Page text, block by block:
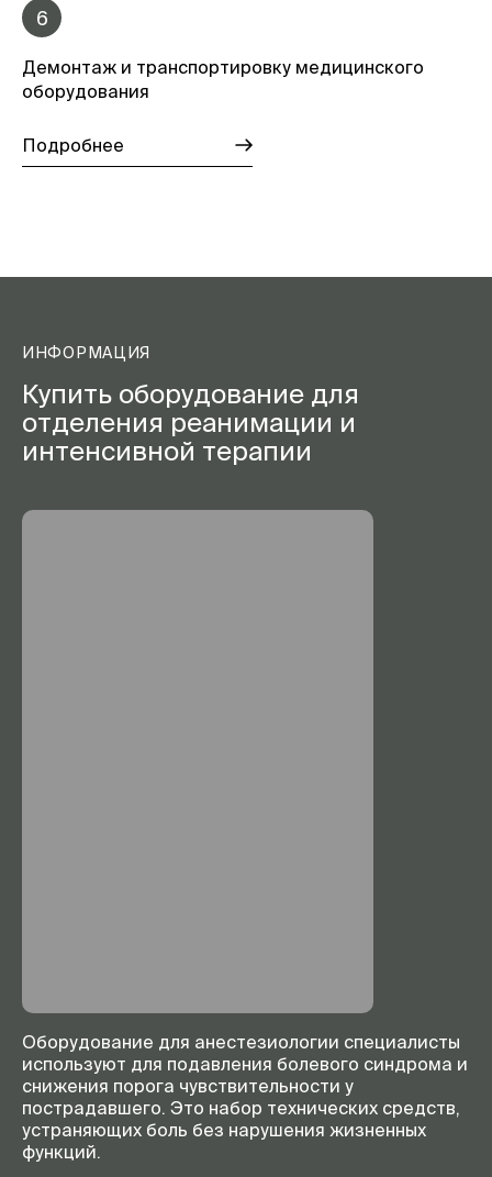
6
Демонтаж и транспортировку медицинского
оборудования
Подробнее
ИНФОРМАЦИЯ
Купить оборудование для
отделения реанимации и
интенсивной терапии
Оборудование для анестезиологии специалисты
используют для подавления болевого синдрома и
снижения порога чувствительности у
пострадавшего. Это набор технических средств,
устраняющих боль без нарушения жизненных
функций.